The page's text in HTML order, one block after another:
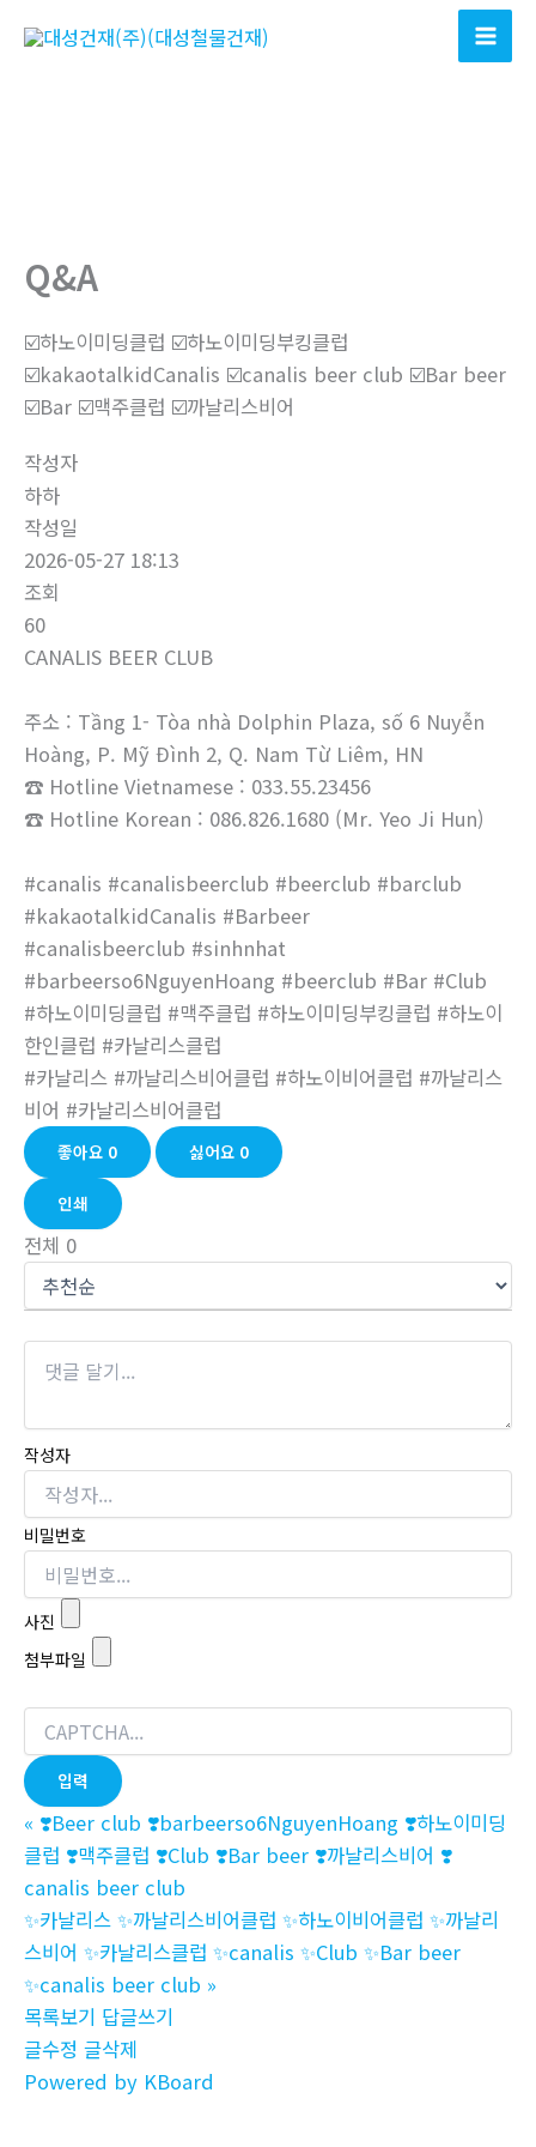
Q&A
☑️하노이미딩클럽 ☑️하노이미딩부킹클럽
☑️kakaotalkidCanalis ☑️canalis beer club ☑️Bar beer
☑️Bar ☑️맥주클럽 ☑️까날리스비어
작성자
하하
작성일
2026-05-27 18:13
조회
60
CANALIS BEER CLUB
주소 : Tầng 1- Tòa nhà Dolphin Plaza, số 6 Nuyễn
Hoàng, P. Mỹ Đình 2, Q. Nam Từ Liêm, HN
☎ Hotline Vietnamese : 033.55.23456
☎ Hotline Korean : 086.826.1680 (Mr. Yeo Ji Hun)
#canalis #canalisbeerclub #beerclub #barclub
#kakaotalkidCanalis #Barbeer
#canalisbeerclub #sinhnhat
#barbeerso6NguyenHoang #beerclub #Bar #Club
#하노이미딩클럽 #맥주클럽 #하노이미딩부킹클럽 #하노이
한인클럽 #카날리스클럽
#카날리스 #까날리스비어클럽 #하노이비어클럽 #까날리스
비어 #카날리스비어클럽
좋아요 0 싫어요 0
인쇄
전체 0
작성자
비밀번호
사진
첨부파일
« ❣️Beer club ❣️barbeerso6NguyenHoang ❣️하노이미딩
클럽 ❣️맥주클럽 ❣️Club ❣️Bar beer ❣️까날리스비어 ❣️
canalis beer club
✨카날리스 ✨까날리스비어클럽 ✨하노이비어클럽 ✨까날리
스비어 ✨카날리스클럽 ✨canalis ✨Club ✨Bar beer
✨canalis beer club »
목록보기 답글쓰기
글수정 글삭제
Powered by KBoard